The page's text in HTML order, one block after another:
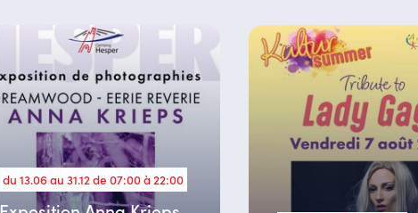
du 13.06 au 31.12 de 07:00 à 22:00